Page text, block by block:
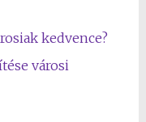
kedvence?
városi